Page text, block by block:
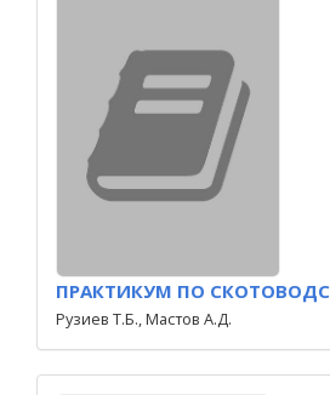
ПРАКТИКУМ ПО
Рузиев Т.Б., Мастов А.Д.